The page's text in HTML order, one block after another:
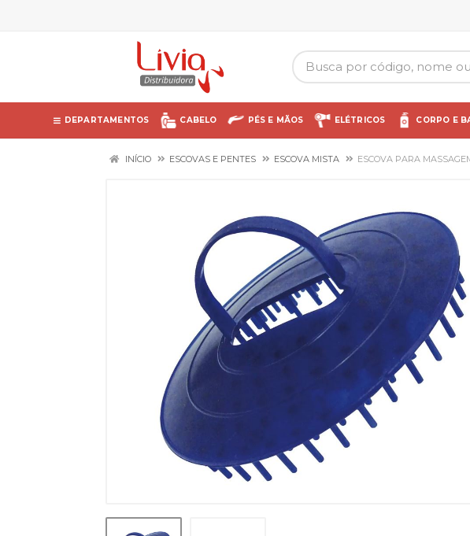
DEPARTAMENTOS CABELO PÉS E MÃOS ELÉTRICOS CORPO E
INÍCIO ESCOVAS E PENTES ESCOVA MISTA ESCOVA PARA